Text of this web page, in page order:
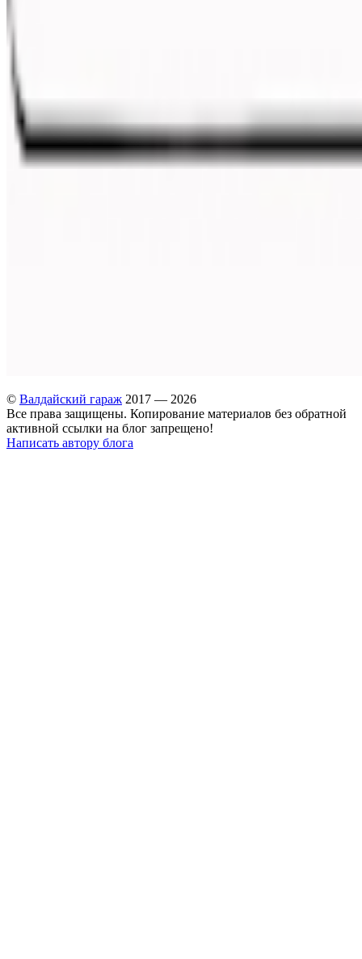
© Валдайский гараж 2017 — 2026
Все права защищены. Копирование материалов без обратной
активной ссылки на блог запрещено!
Написать автору блога